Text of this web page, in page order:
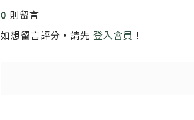
0 則留言
如想留言評分，請先 登入會員 ！